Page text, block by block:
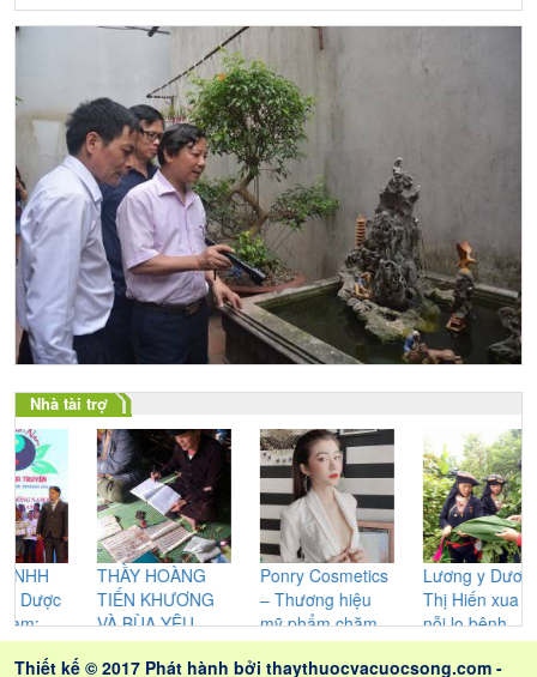
Nhà tài trợ
THẦY HOÀNG
TIẾN KHƯƠNG
VÀ BÙA YÊU
CỦA NGƯỜI
CAO LAN –
Ponry Cosmetics
– Thương hiệu
mỹ phẩm chăm
sóc sắc đẹp được
chị em phụ nữ tin
Lương y Dương
Thị Hiến xua tan
nỗi lo bệnh
xương khớp, dạ
dày đại tràng và
Thiết kế © 2017 Phát hành bởi thaythuocvacuocsong.com -